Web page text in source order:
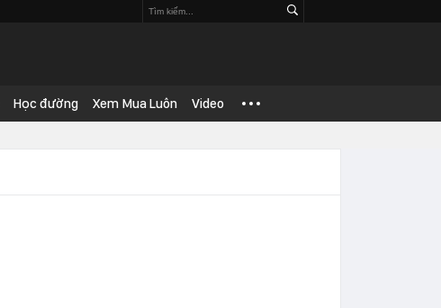
Học đường Xem Mua Luôn Video